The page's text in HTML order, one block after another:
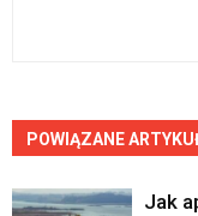
POWIĄZANE
Jak